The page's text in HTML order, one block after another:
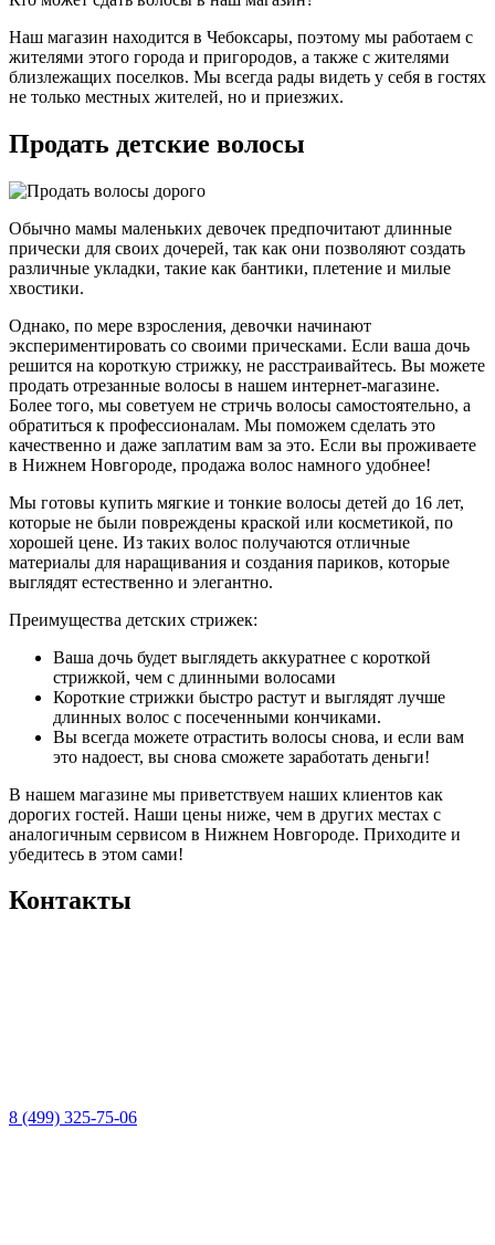
Наш магазин находится в Чебоксары, поэтому мы работаем с
жителями этого города и пригородов, а также с жителями
близлежащих поселков. Мы всегда рады видеть у себя в гостях
не только местных жителей, но и приезжих.
Продать детские волосы
Обычно мамы маленьких девочек предпочитают длинные
прически для своих дочерей, так как они позволяют создать
различные укладки, такие как бантики, плетение и милые
хвостики.
Однако, по мере взросления, девочки начинают
экспериментировать со своими прическами. Если ваша дочь
решится на короткую стрижку, не расстраивайтесь. Вы можете
продать отрезанные волосы в нашем интернет-магазине.
Более того, мы советуем не стричь волосы самостоятельно, а
обратиться к профессионалам. Мы поможем сделать это
качественно и даже заплатим вам за это. Если вы проживаете
в Нижнем Новгороде, продажа волос намного удобнее!
Мы готовы купить мягкие и тонкие волосы детей до 16 лет,
которые не были повреждены краской или косметикой, по
хорошей цене. Из таких волос получаются отличные
материалы для наращивания и создания париков, которые
выглядят естественно и элегантно.
Преимущества детских стрижек:
Ваша дочь будет выглядеть аккуратнее с короткой
стрижкой, чем с длинными волосами
Короткие стрижки быстро растут и выглядят лучше
длинных волос с посеченными кончиками.
Вы всегда можете отрастить волосы снова, и если вам
это надоест, вы снова сможете заработать деньги!
В нашем магазине мы приветствуем наших клиентов как
дорогих гостей. Наши цены ниже, чем в других местах с
аналогичным сервисом в Нижнем Новгороде. Приходите и
убедитесь в этом сами!
Контакты
8 (499) 325-75-06